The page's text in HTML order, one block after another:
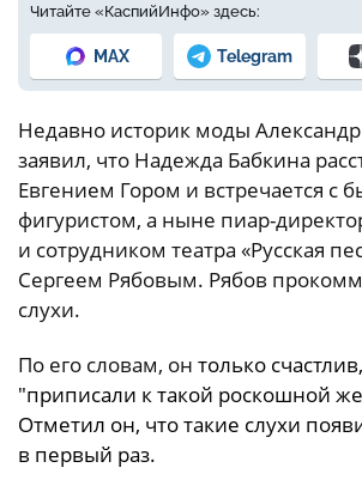
Читайте «КаспийИнфо» здесь:
MAX Telegram
Недавно историк моды
заявил, что Надежда Бабкина
Евгением Гором и встречается с
фигуристом, а ныне пиар-
и сотрудником театра «Русская
Сергеем Рябовым. Рябов
слухи.
По его словам, он только
"приписали к такой роскошной
Отметил он, что такие слухи
в первый раз.